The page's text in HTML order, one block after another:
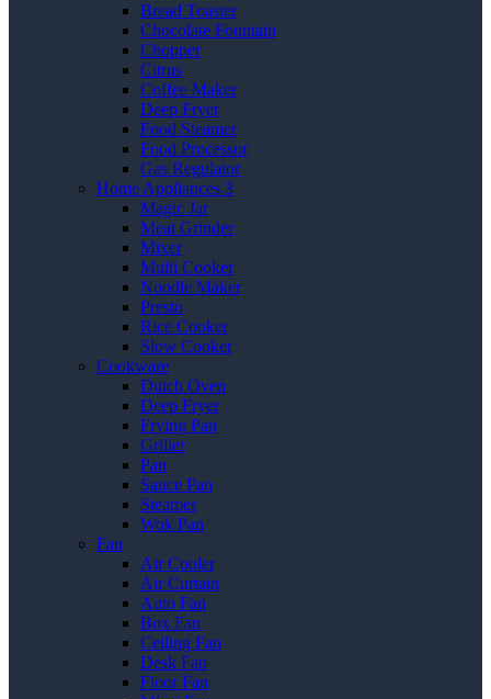
Bread Toaster
Chocolate Fountain
Chopper
Citrus
Coffee Maker
Deep Fryer
Food Steamer
Food Processor
Gas Regulator
Home Appliances 3
Magic Jar
Meat Grinder
Mixer
Multi Cooker
Noodle Maker
Presto
Rice Cooker
Slow Cooker
Cookware
Dutch Oven
Deep Fryer
Frying Pan
Griller
Pan
Sauce Pan
Steamer
Wok Pan
Fan
Air Cooler
Air Curtain
Auto Fan
Box Fan
Ceiling Fan
Desk Fan
Floor Fan